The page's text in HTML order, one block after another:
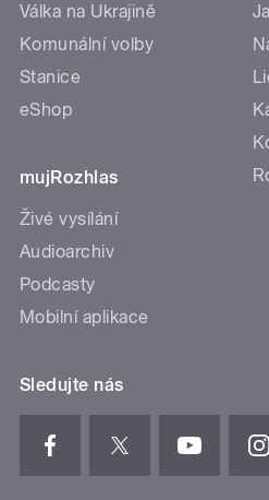
Válka na Ukrajině
Komunální volby
Stanice
eShop
mujRozhlas
Živé vysílání
Audioarchiv
Podcasty
Mobilní aplikace
Sledujte nás